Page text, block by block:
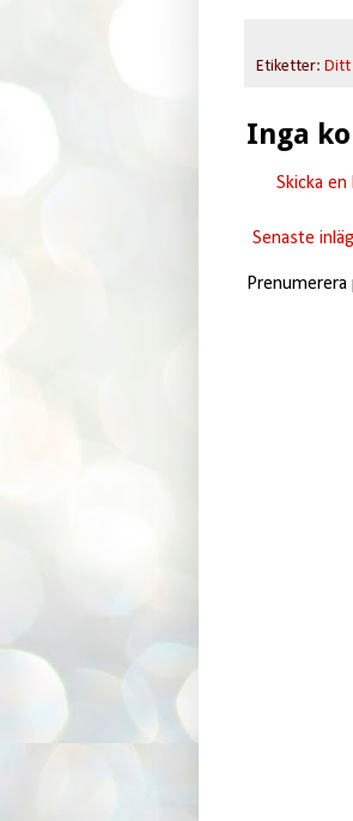
Etiketter:
Inga
Skicka
Senaste
Prenumerera